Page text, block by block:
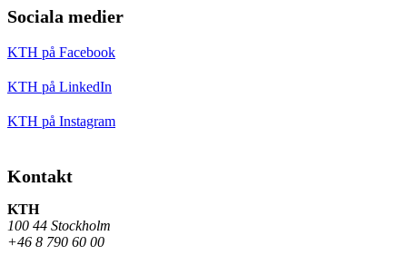
Sociala medier
KTH på Facebook
KTH på LinkedIn
KTH på Instagram
Kontakt
KTH
100 44 Stockholm
+46 8 790 60 00